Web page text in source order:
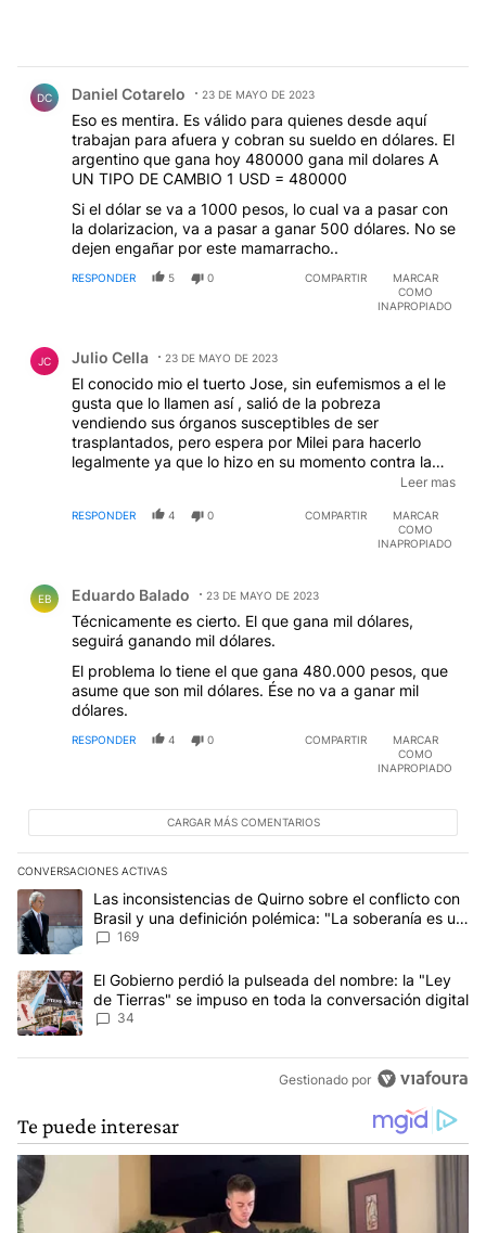
DC Daniel Cotarelo 23 DE MAYO DE 2023
Eso es mentira. Es válido para quienes desde aquí
trabajan para afuera y cobran su sueldo en dólares. El
argentino que gana hoy 480000 gana mil dolares A
UN TIPO DE CAMBIO 1 USD = 480000
Si el dólar se va a 1000 pesos, lo cual va a pasar con
la dolarizacion, va a pasar a ganar 500 dólares. No se
dejen engañar por este mamarracho..
RESPONDER 5 0 COMPARTIR
MARCAR
COMO
INAPROPIADO
JC Julio Cella 23 DE MAYO DE 2023
El conocido mio el tuerto Jose, sin eufemismos a el le
gusta que lo llamen así , salió de la pobreza
vendiendo sus órganos susceptibles de ser
trasplantados, pero espera por Milei para hacerlo
legalmente ya que lo hizo en su momento contra la
ley, y tiene una pierna y su mano izquierda que según
está de acuerdo con los dólares que podría utilizar ya
que estos no serían iguales a los que compro a los
del dibujo de Washington estaría la foto Leonina de
Milei.
Leer mas
RESPONDER 4 0 COMPARTIR
MARCAR
COMO
INAPROPIADO
EB Eduardo Balado 23 DE MAYO DE 2023
Técnicamente es cierto. El que gana mil dólares,
seguirá ganando mil dólares.
El problema lo tiene el que gana 480.000 pesos, que
asume que son mil dólares. Ése no va a ganar mil
dólares.
RESPONDER 4 0 COMPARTIR
MARCAR
COMO
INAPROPIADO
CARGAR MÁS COMENTARIOS
CONVERSACIONES ACTIVAS
Este listado muestra los artículos con más comentarios en los
Un artículo de tendencia con el título "Las inconsistencias de
Las inconsistencias de Quirno sobre el conflicto con
Brasil y una definición polémica: "La soberanía es un
concepto antiguo"
169
Un artículo de tendencia con el título "El Gobierno perdió la
El Gobierno perdió la pulseada del nombre: la "Ley
de Tierras" se impuso en toda la conversación digital
34
Gestionado por